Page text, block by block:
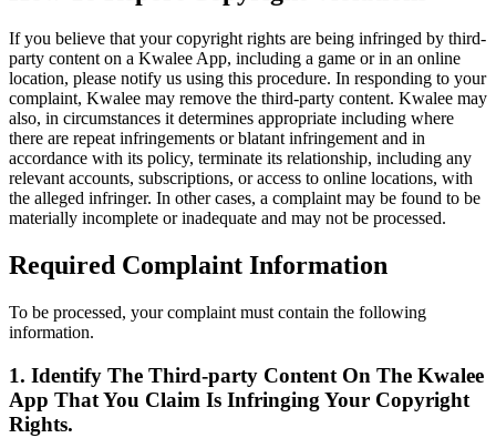
If you believe that your copyright rights are being infringed by third-
party content on a Kwalee App, including a game or in an online
location, please notify us using this procedure. In responding to your
complaint, Kwalee may remove the third-party content. Kwalee may
also, in circumstances it determines appropriate including where
there are repeat infringements or blatant infringement and in
accordance with its policy, terminate its relationship, including any
relevant accounts, subscriptions, or access to online locations, with
the alleged infringer. In other cases, a complaint may be found to be
materially incomplete or inadequate and may not be processed.
Required Complaint Information
To be processed, your complaint must contain the following
information.
1. Identify The Third-party Content On The Kwalee
App That You Claim Is Infringing Your Copyright
Rights.